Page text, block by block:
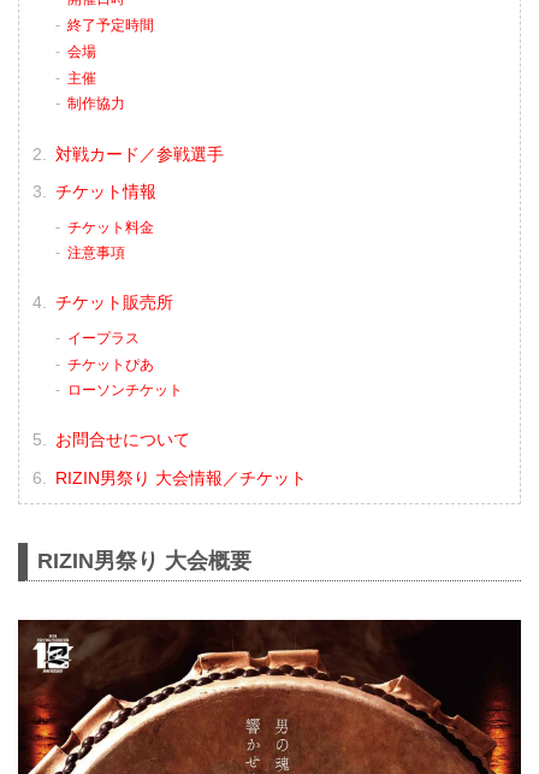
終了予定時間
会場
主催
制作協力
対戦カード／参戦選手
チケット情報
チケット料金
注意事項
チケット販売所
イープラス
チケットぴあ
ローソンチケット
お問合せについて
RIZIN男祭り 大会情報／チケット
RIZIN男祭り 大会概要